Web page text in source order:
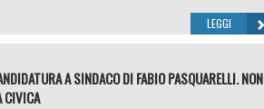
LEGGI
A SINDACO DI FABIO PASQUARELLI. NON
CIVICA